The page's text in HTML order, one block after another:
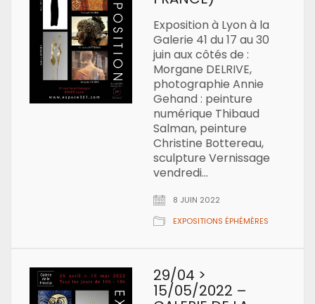
Exposition à Lyon à la
Galerie 41 du 17 au 30
juin aux côtés de :
Morgane DELRIVE,
photographie Annie
Gehand : peinture
numérique Thibaud
Salman, peinture
Christine Bottereau,
sculpture Vernissage
vendredi…
8 JUIN 2022
EXPOSITIONS ÉPHÉMÈRES
29/04 >
15/05/2022 –